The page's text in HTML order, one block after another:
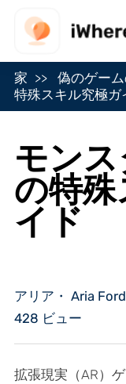
家 偽のゲー
特殊スキル究極ガ
モン
の特
イド
アリア・ Aria Ford
428 ビュー
拡張現実（AR）